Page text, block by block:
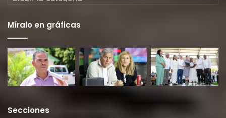
Míralo en gráficas
Secciones